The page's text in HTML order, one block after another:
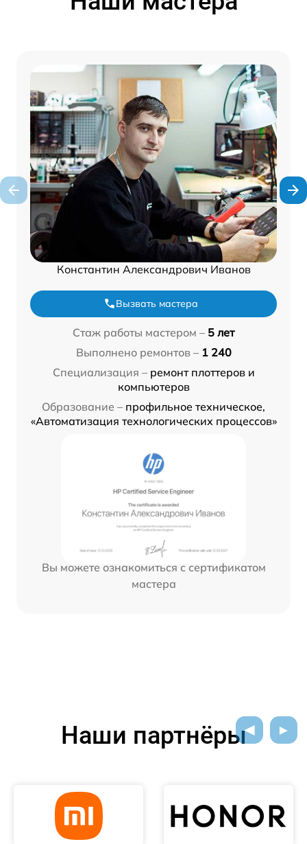
Константин Александрович Иванов
Вызвать мастера
Стаж работы мастером – 5 лет
Выполнено ремонтов – 1 240
Специализация – ремонт плоттеров и
компьютеров
Образование – профильное техническое,
«Автоматизация технологических процессов»
Вы можете ознакомиться с сертификатом
мастера
Наши партнёры